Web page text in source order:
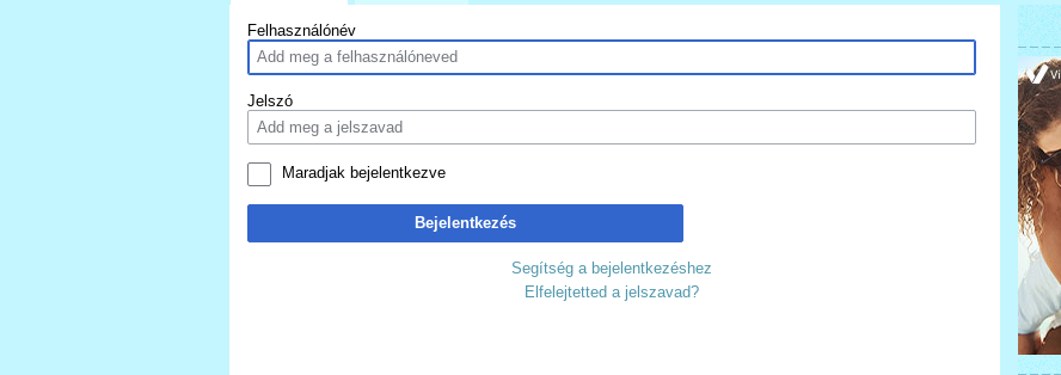
Felhasználónév
Jelszó
Maradjak bejelentkezve
Bejelentkezés
Segítség a bejelentkezéshez
Elfelejtetted a jelszavad?